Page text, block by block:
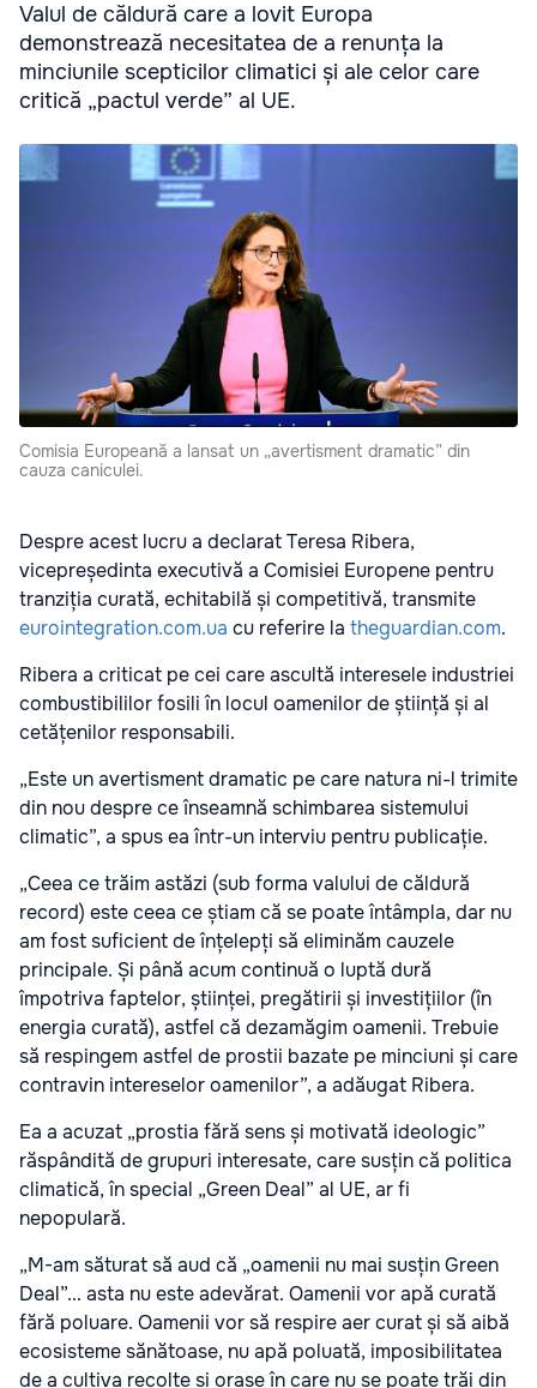
Valul de căldură care a lovit Europa
demonstrează necesitatea de a renunța la
minciunile scepticilor climatici și ale celor care
critică „pactul verde” al UE.
Comisia Europeană a lansat un „avertisment dramatic” din
cauza caniculei.
Despre acest lucru a declarat Teresa Ribera,
vicepreședinta executivă a Comisiei Europene pentru
tranziția curată, echitabilă și competitivă, transmite
eurointegration.com.ua cu referire la theguardian.com.
Ribera a criticat pe cei care ascultă interesele industriei
combustibililor fosili în locul oamenilor de știință și al
cetățenilor responsabili.
„Este un avertisment dramatic pe care natura ni-l trimite
din nou despre ce înseamnă schimbarea sistemului
climatic”, a spus ea într-un interviu pentru publicație.
„Ceea ce trăim astăzi (sub forma valului de căldură
record) este ceea ce știam că se poate întâmpla, dar nu
am fost suficient de înțelepți să eliminăm cauzele
principale. Și până acum continuă o luptă dură
împotriva faptelor, științei, pregătirii și investițiilor (în
energia curată), astfel că dezamăgim oamenii. Trebuie
să respingem astfel de prostii bazate pe minciuni și care
contravin intereselor oamenilor”, a adăugat Ribera.
Ea a acuzat „prostia fără sens și motivată ideologic”
răspândită de grupuri interesate, care susțin că politica
climatică, în special „Green Deal” al UE, ar fi
nepopulară.
„M-am săturat să aud că „oamenii nu mai susțin Green
Deal”... asta nu este adevărat. Oamenii vor apă curată
fără poluare. Oamenii vor să respire aer curat și să aibă
ecosisteme sănătoase, nu apă poluată, imposibilitatea
de a cultiva recolte și orașe în care nu se poate trăi din